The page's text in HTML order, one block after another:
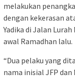
melakukan
dengan kekerasan
Yadika di Jalan
awal Ramadhan lalu.
“Dua pelaku yang
nama inisial JFP